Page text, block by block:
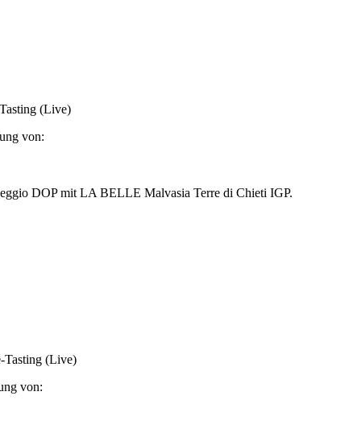
(Live)
von:
DOP mit LA BELLE Malvasia Terre di Chieti IGP.
Tasting (Live)
von: